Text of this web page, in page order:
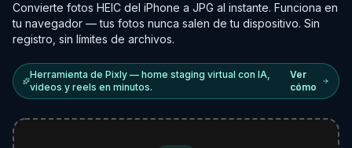
Convierte fotos HEIC del iPhone a JPG al instante. Funciona en
tu navegador — tus fotos nunca salen de tu dispositivo. Sin
registro, sin límites de archivos.
Herramienta de Pixly — home staging virtual con IA,
videos y reels en minutos.
Ver
cómo